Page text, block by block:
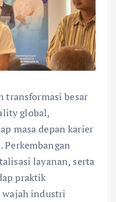
transformasi besar
global,
masa depan karier
Perkembangan
layanan, serta
praktik
industri